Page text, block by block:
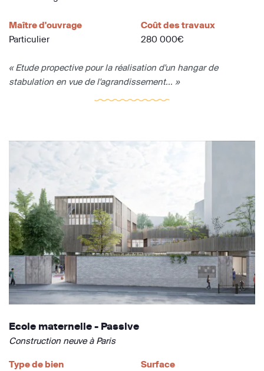
Maître d'ouvrage
Particulier
Coût des travaux
280 000€
« Etude propective pour la réalisation d'un hangar de
stabulation en vue de l'agrandissement... »
Ecole maternelle - Passive
Construction neuve à Paris
Type de bien
Surface